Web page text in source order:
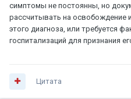
симптомы не постоянны, но
рассчитывать на освобождение
этого диагноза, или требуется
госпитализаций для признания
Цитата